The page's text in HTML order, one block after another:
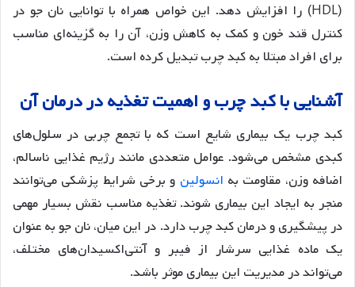
(HDL) را افزایش دهد. این خواص همراه با توانایی نان جو در
کنترل قند خون و کمک به کاهش وزن، آن را به گزینه‌ای مناسب
برای افراد مبتلا به کبد چرب تبدیل کرده است.
آشناییباکبدچربو اهمیتتغذیهدردرمانآن
کبد چرب یک بیماری شایع است که با تجمع چربی در سلول‌های
کبدی مشخص می‌شود. عوامل متعددی مانند رژیم غذایی ناسالم،
اضافه وزن، مقاومت به انسولین و برخی شرایط پزشکی می‌توانند
منجر به ایجاد این بیماری شوند. تغذیه مناسب نقش بسیار مهمی
در پیشگیری و درمان کبد چرب دارد. در این میان، نان جو به عنوان
یک ماده غذایی سرشار از فیبر و آنتی‌اکسیدان‌های مختلف،
می‌تواند در مدیریت این بیماری موثر باشد.